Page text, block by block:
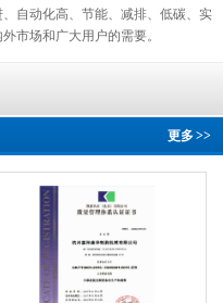
自动化高、节能、减排、低碳、实
市场和广大用户的需要。
更多>>